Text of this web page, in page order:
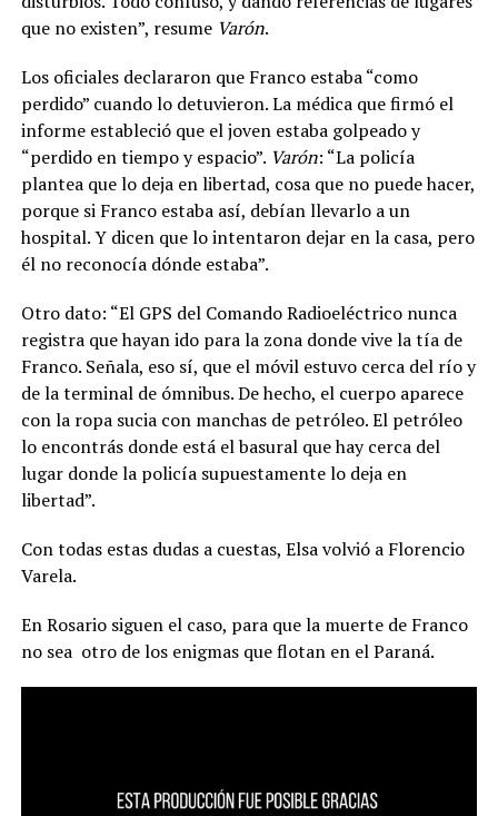
que no existen”, resume Varón.
Los oficiales declararon que Franco estaba “como
perdido” cuando lo detuvieron. La médica que firmó el
informe estableció que el joven estaba golpeado y
“perdido en tiempo y espacio”. Varón: “La policía
plantea que lo deja en libertad, cosa que no puede hacer,
porque si Franco estaba así, debían llevarlo a un
hospital. Y dicen que lo intentaron dejar en la casa, pero
él no reconocía dónde estaba”.
Otro dato: “El GPS del Comando Radioeléctrico nunca
registra que hayan ido para la zona donde vive la tía de
Franco. Señala, eso sí, que el móvil estuvo cerca del río y
de la terminal de ómnibus.De hecho, el cuerpo aparece
con la ropa sucia con manchas de petróleo. El petróleo
lo encontrás donde está el basural que hay cerca del
lugar donde la policía supuestamente lo deja en
libertad”.
Con todas estas dudas a cuestas, Elsa volvió a Florencio
Varela.
En Rosario siguen el caso, para que la muerte de Franco
no sea otro de los enigmas que flotan en el Paraná.